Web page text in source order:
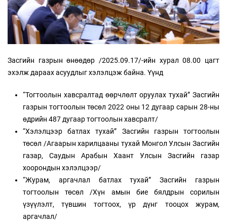
Засгийн газрын өнөөдөр /2025.09.17/-ийн хурал 08.00 цагт
эхэлж дараах асуудлыг хэлэлцэж байна. Үүнд
“Тогтоолын хавсралтад өөрчлөлт оруулах тухай” Засгийн
газрын тогтоолын төсөл 2022 оны 12 дугаар сарын 28-ны
өдрийн 487 дугаар тогтоолын хавсралт/
“Хэлэлцээр батлах тухай” Засгийн газрын тогтоолын
төсөл /Агаарын харилцааны тухай Монгол Улсын Засгийн
газар, Саудын Арабын Хаант Улсын Засгийн газар
хоорондын хэлэлцээр/
“Журам, аргачлал батлах тухай” Засгийн газрын
тогтоолын төсөл /Хүн амын бие бялдрын сорилын
үзүүлэлт, түвшин тогтоох, үр дүнг тооцох журам,
аргачлал/